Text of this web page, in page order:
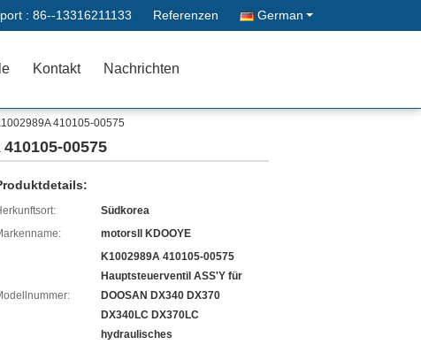
: 86--13316211133 Referenzen German
Kontakt Nachrichten
410105-00575
00575
Südkorea
motorsll KDOOYE
K1002989A 410105-00575
Hauptsteuerventil ASS'Y für
DOOSAN DX340 DX370
DX340LC DX370LC
hydraulisches